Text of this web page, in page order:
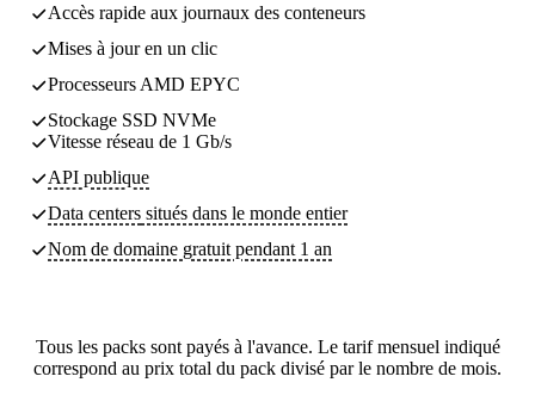
Accès rapide aux journaux des conteneurs
Mises à jour en un clic
Processeurs AMD EPYC
Stockage SSD NVMe
Vitesse réseau de 1 Gb/s
API publique
Data centers situés dans le monde entier
Nom de domaine gratuit pendant 1 an
Tous les packs sont payés à l'avance. Le tarif mensuel indiqué
correspond au prix total du pack divisé par le nombre de mois.